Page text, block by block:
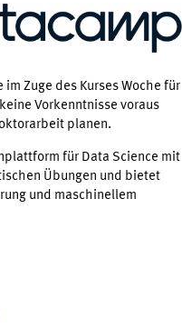
Zuge des Kurses Woche für
Vorkenntnisse voraus
planen.
für Data Science mit
Übungen und bietet
und maschinellem